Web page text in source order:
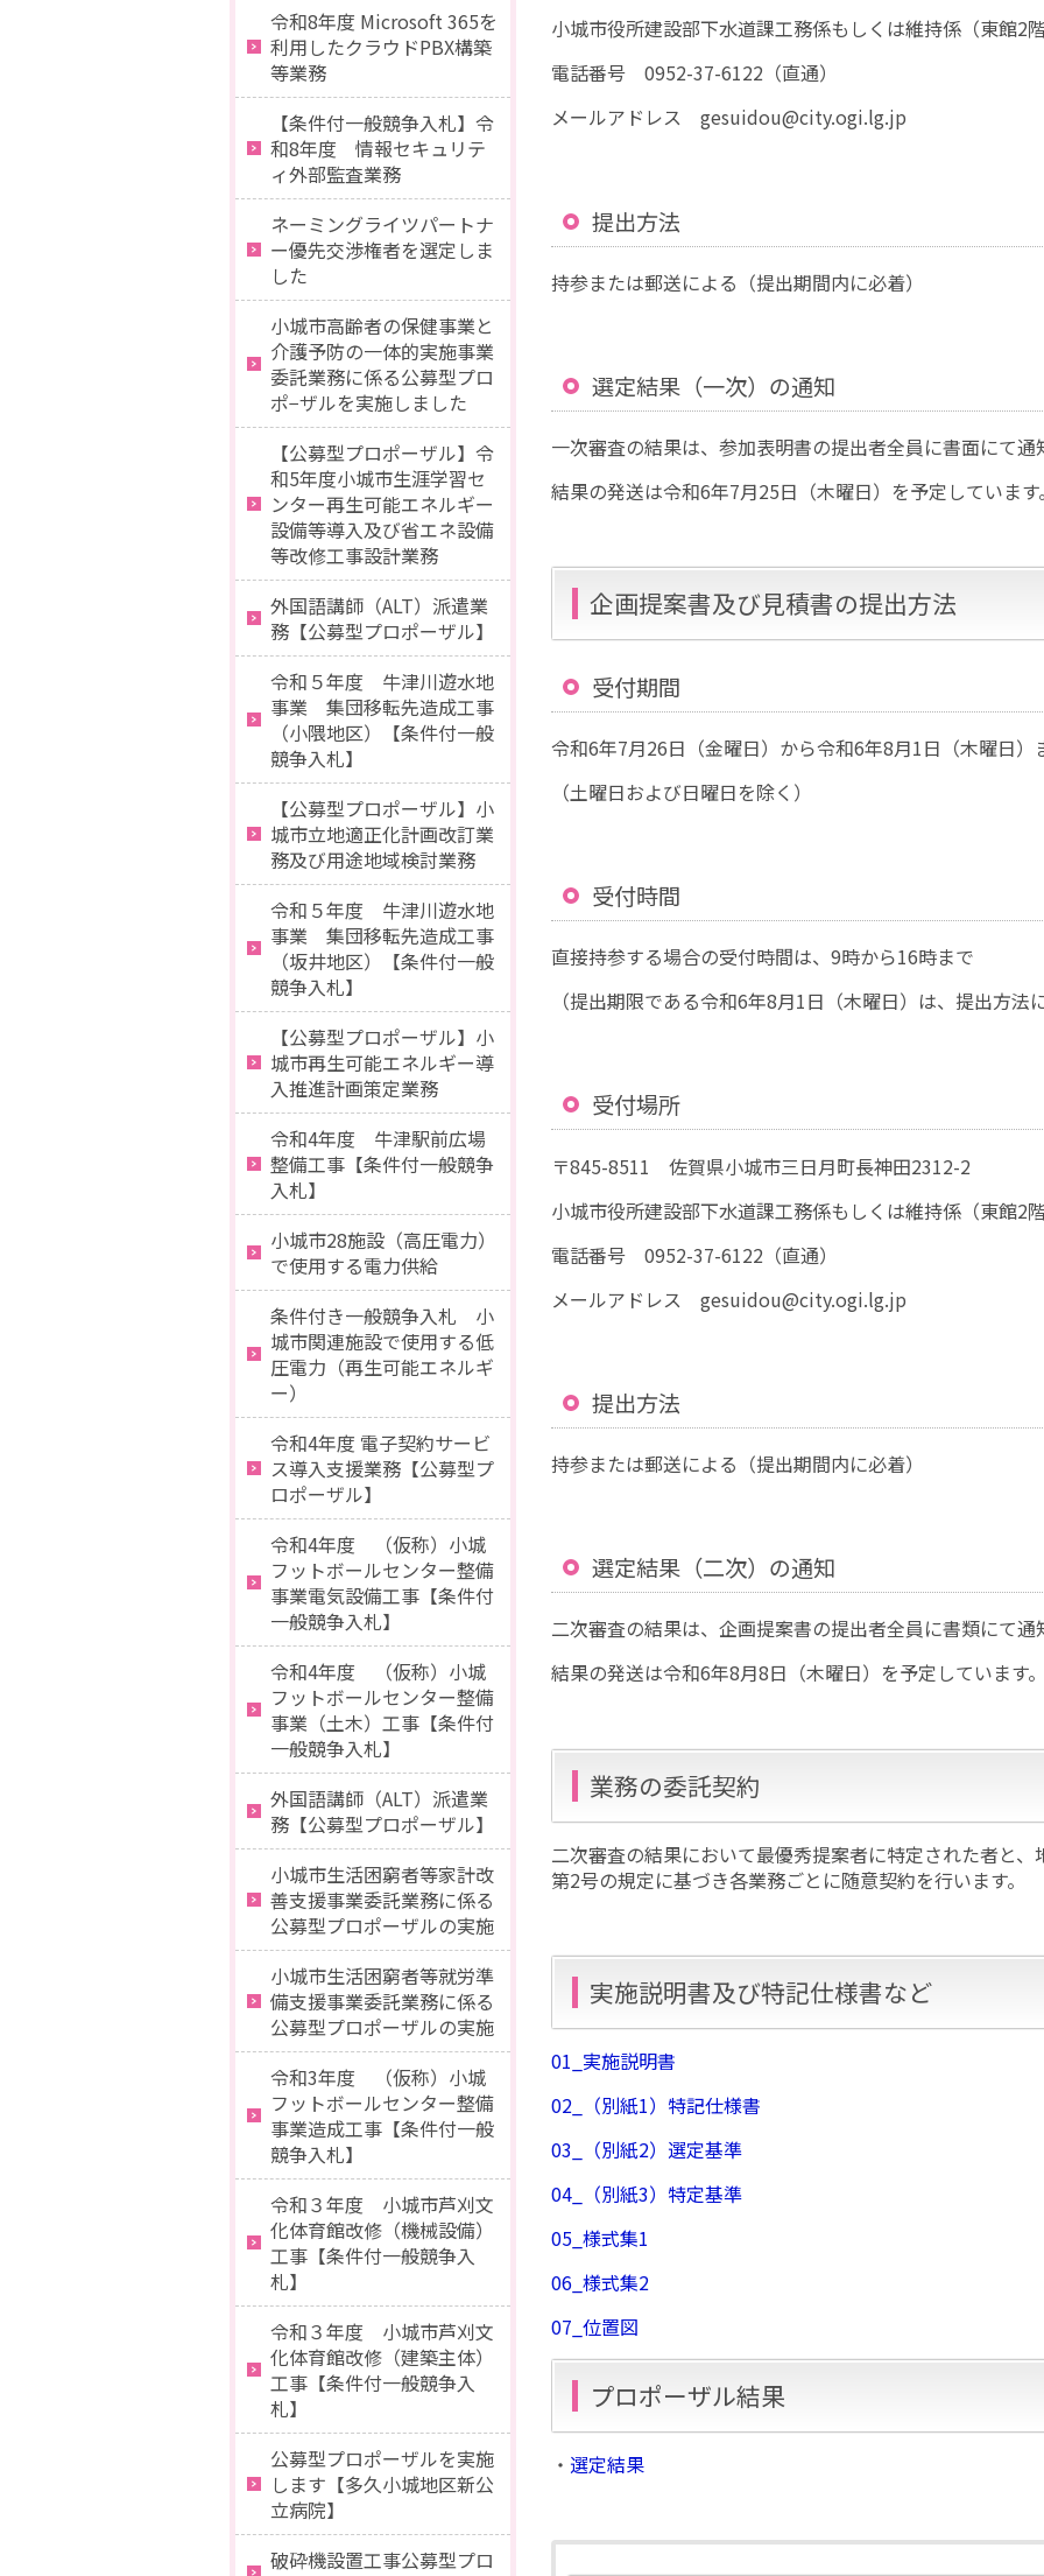
小城市役所建設部下水道課工務係もしくは維持係（東館2
電話番号 0952-37-6122（直通）
メールアドレス gesuidou@city.ogi.lg.jp
提出方法
持参または郵送による（提出期間内に必着）
選定結果（一次）の通知
一次審査の結果は、参加表明書の提出者全員に書面にて通
結果の発送は令和6年7月25日（木曜日）を予定しています
企画提案書及び見積書の提出方法
受付期間
令和6年7月26日（金曜日）から令和6年8月1日（木曜日）
（土曜日および日曜日を除く）
受付時間
直接持参する場合の受付時間は、9時から16時まで
（提出期限である令和6年8月1日（木曜日）は、提出方法
受付場所
〒845-8511 佐賀県小城市三日月町長神田2312-2
小城市役所建設部下水道課工務係もしくは維持係（東館2
電話番号 0952-37-6122（直通）
メールアドレス gesuidou@city.ogi.lg.jp
提出方法
持参または郵送による（提出期間内に必着）
選定結果（二次）の通知
二次審査の結果は、企画提案書の提出者全員に書類にて通
結果の発送は令和6年8月8日（木曜日）を予定しています
業務の委託契約
二次審査の結果において最優秀提案者に特定された者と
第2号の規定に基づき各業務ごとに随意契約を行います。
実施説明書及び特記仕様書など
01_実施説明書
02_（別紙1）特記仕様書
03_（別紙2）選定基準
04_（別紙3）特定基準
05_様式集1
06_様式集2
07_位置図
プロポーザル結果
・ 選定結果
令和8年度 Microsoft 365を
利用したクラウドPBX構築
等業務
【条件付一般競争入札】令
和8年度 情報セキュリテ
ィ外部監査業務
ネーミングライツパートナ
ー優先交渉権者を選定しま
した
小城市高齢者の保健事業と
介護予防の一体的実施事業
委託業務に係る公募型プロ
ポ−ザルを実施しました
【公募型プロポーザル】令
和5年度小城市生涯学習セ
ンター再生可能エネルギー
設備等導入及び省エネ設備
等改修工事設計業務
外国語講師（ALT）派遣業
務【公募型プロポーザル】
令和５年度 牛津川遊水地
事業 集団移転先造成工事
（小隈地区）【条件付一般
競争入札】
【公募型プロポーザル】小
城市立地適正化計画改訂業
務及び用途地域検討業務
令和５年度 牛津川遊水地
事業 集団移転先造成工事
（坂井地区）【条件付一般
競争入札】
【公募型プロポーザル】小
城市再生可能エネルギー導
入推進計画策定業務
令和4年度 牛津駅前広場
整備工事【条件付一般競争
入札】
小城市28施設（高圧電力）
で使用する電力供給
条件付き一般競争入札 小
城市関連施設で使用する低
圧電力（再生可能エネルギ
ー）
令和4年度 電子契約サービ
ス導入支援業務【公募型プ
ロポーザル】
令和4年度 （仮称）小城
フットボールセンター整備
事業電気設備工事【条件付
一般競争入札】
令和4年度 （仮称）小城
フットボールセンター整備
事業（土木）工事【条件付
一般競争入札】
外国語講師（ALT）派遣業
務【公募型プロポーザル】
小城市生活困窮者等家計改
善支援事業委託業務に係る
公募型プロポーザルの実施
小城市生活困窮者等就労準
備支援事業委託業務に係る
公募型プロポーザルの実施
令和3年度 （仮称）小城
フットボールセンター整備
事業造成工事【条件付一般
競争入札】
令和３年度 小城市芦刈文
化体育館改修（機械設備）
工事【条件付一般競争入
札】
令和３年度 小城市芦刈文
化体育館改修（建築主体）
工事【条件付一般競争入
札】
公募型プロポーザルを実施
します【多久小城地区新公
立病院】
破砕機設置工事公募型プロ